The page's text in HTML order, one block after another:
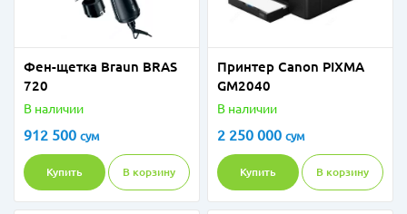
Фен-щетка Braun BRAS
720
В наличии
912 500 сум
Купить В корзину
Принтер Canon PIXMA
GM2040
В наличии
2 250 000 сум
Купить В корзину